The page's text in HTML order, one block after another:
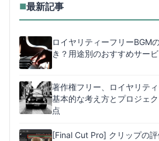
■最新記事
ロイヤリティーフリーBGM
き？用途別のおすすめサー
著作権フリー、ロイヤリテ
基本的な考え方とプロジェ
点
[Final Cut Pro] クリップの